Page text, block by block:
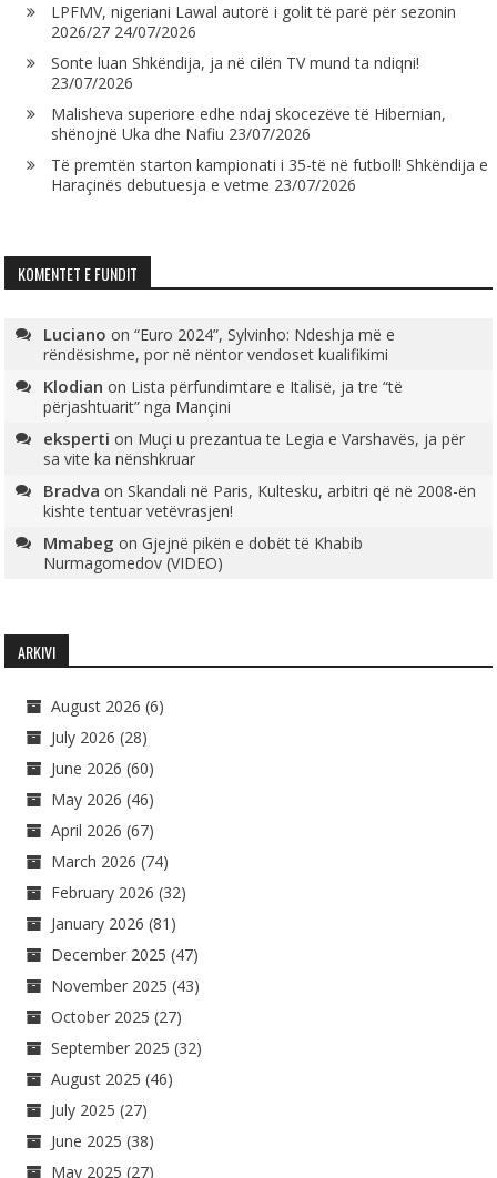
LPFMV, nigeriani Lawal autorë i golit të parë për sezonin
2026/27 24/07/2026
Sonte luan Shkëndija, ja në cilën TV mund ta ndiqni!
23/07/2026
Malisheva superiore edhe ndaj skocezëve të Hibernian,
shënojnë Uka dhe Nafiu 23/07/2026
Të premtën starton kampionati i 35-të në futboll! Shkëndija e
Haraçinës debutuesja e vetme 23/07/2026
KOMENTET E FUNDIT
Luciano on“Euro 2024”, Sylvinho: Ndeshja më e
rëndësishme, por në nëntor vendoset kualifikimi
Klodian on Lista përfundimtare e Italisë, ja tre “të
përjashtuarit” nga Mançini
eksperti on Muçi u prezantua te Legia e Varshavës, ja për
sa vite ka nënshkruar
Bradva onSkandali në Paris, Kultesku, arbitri që në 2008-ën
kishte tentuar vetëvrasjen!
Mmabeg onGjejnë pikën e dobët të Khabib
Nurmagomedov (VIDEO)
ARKIVI
August 2026 (6)
July 2026 (28)
June 2026 (60)
May 2026 (46)
April 2026 (67)
March 2026 (74)
February 2026 (32)
January 2026 (81)
December 2025 (47)
November 2025 (43)
October 2025 (27)
September 2025 (32)
August 2025 (46)
July 2025 (27)
June 2025 (38)
May 2025 (27)